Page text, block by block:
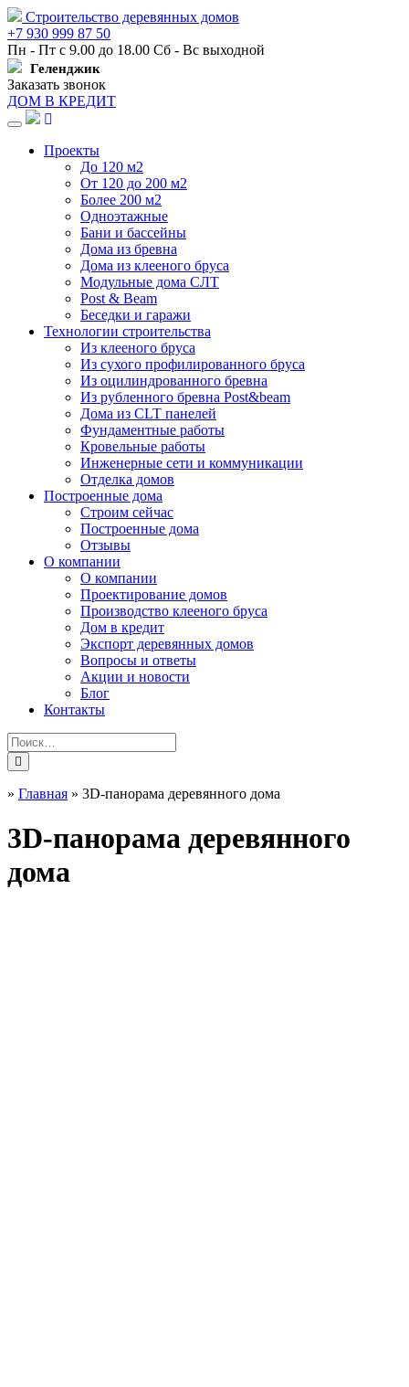
Строительство деревянных домов
+7 930 999 87 50
Пн - Пт с 9.00 до 18.00 Сб - Вс выходной
Геленджик
Заказать звонок
ДОМ В КРЕДИТ
Навигация
Проекты
До 120 м2
От 120 до 200 м2
Более 200 м2
Одноэтажные
Бани и бассейны
Дома из бревна
Дома из клееного бруса
Модульные дома СЛТ
Post & Beam
Беседки и гаражи
Технологии строительства
Из клееного бруса
Из сухого профилированного бруса
Из оцилиндрованного бревна
Из рубленного бревна Post&beam
Дома из CLT панелей
Фундаментные работы
Кровельные работы
Инженерные сети и коммуникации
Отделка домов
Построенные дома
Строим сейчас
Построенные дома
Отзывы
О компании
О компании
Проектирование домов
Производство клееного бруса
Дом в кредит
Экспорт деревянных домов
Вопросы и ответы
Акции и новости
Блог
Контакты
» Главная » 3D-панорама деревянного дома
3D-панорама деревянного
дома